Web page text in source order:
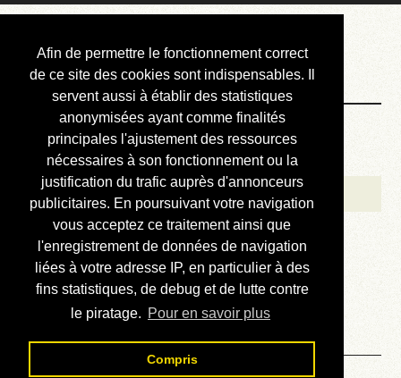
Afin de permettre le fonctionnement correct
de ce site des cookies sont indispensables. Il
servent aussi à établir des statistiques
anonymisées ayant comme finalités
principales l'ajustement des ressources
nécessaires à son fonctionnement ou la
justification du trafic auprès d'annonceurs
publicitaires. En poursuivant votre navigation
vous acceptez ce traitement ainsi que
l'enregistrement de données de navigation
liées à votre adresse IP, en particulier à des
fins statistiques, de debug et de lutte contre
le piratage. Pour en savoir plus
Compris
Courbis, « LE »
Blog Officiel
Bienvenue
Réalisations
Divers (et d’été)
Annonces
Liens externes
Téléchargement
Contact